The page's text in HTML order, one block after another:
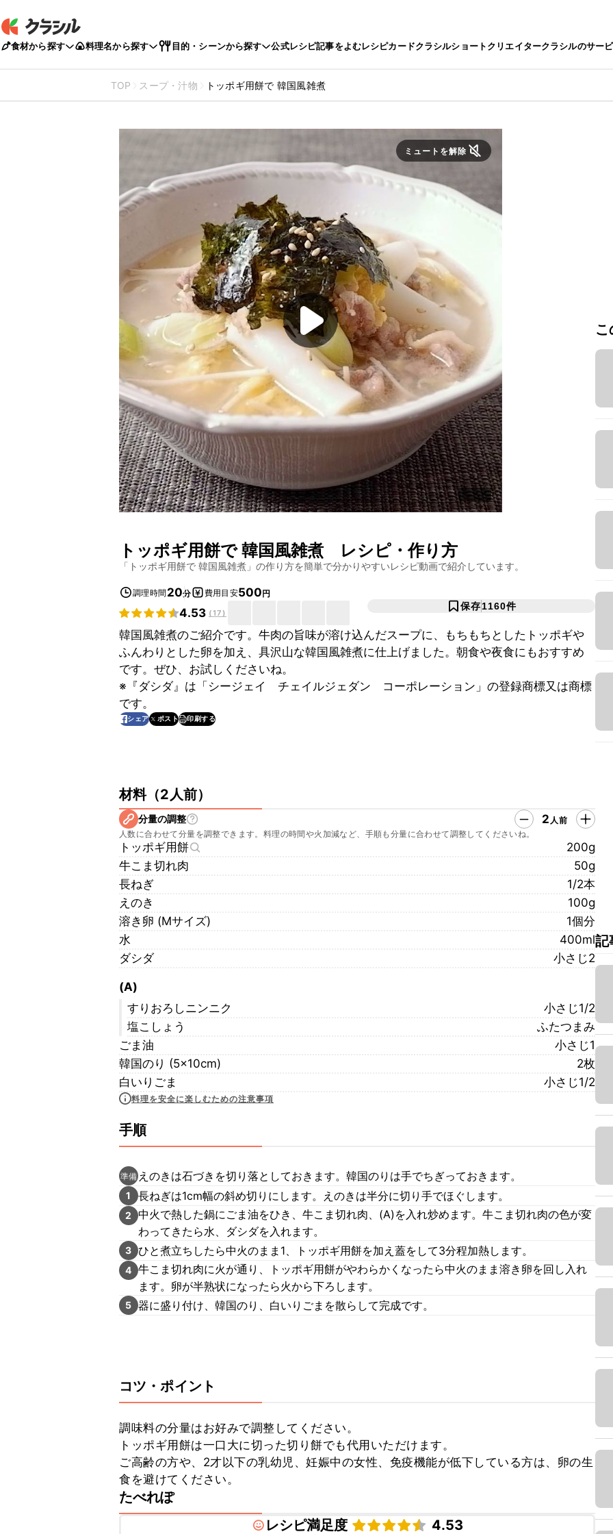
食材から探す 料理名から探す 目的・シーンから探す 公式レシピ記事をよむレシピカードクラシルショートクリエイタークラシルのサー
TOP スープ・汁物 トッポギ用餅で 韓国風雑煮
ミュートを解除
トッポギ用餅で 韓国風雑煮 レシピ・作り方
「 トッポギ用餅で 韓国風雑煮 」の作り方を簡単で分かりやすいレシピ動画で紹介しています。
調理時間 20分 費用目安500円
4.53 (17)
保存1160件
韓国風雑煮のご紹介です。牛肉の旨味が溶け込んだスープに、もちもちとしたトッポギや
ふんわりとした卵を加え、具沢山な韓国風雑煮に仕上げました。朝食や夜食にもおすすめ
です。ぜひ、お試しくださいね。
※『ダシダ』は「シージェイ　チェイルジェダン　コーポレーション」の登録商標又は商標
です。
シェア ポスト 印刷する
材料（2人前）
分量の調整 2 人前
人数に合わせて分量を調整できます。料理の時間や火加減など、手順も分量に合わせて調整してくださいね。
トッポギ用餅
200g
牛こま切れ肉
50g
長ねぎ
1/2本
えのき
100g
溶き卵 (Mサイズ)
1個分
水
400ml
ダシダ
小さじ2
(A)
すりおろしニンニク
小さじ1/2
塩こしょう
ふたつまみ
ごま油
小さじ1
韓国のり (5×10cm)
2枚
白いりごま
小さじ1/2
料理を安全に楽しむための注意事項
手順
準備 えのきは石づきを切り落としておきます。韓国のりは手でちぎっておきます。
1 長ねぎは1cm幅の斜め切りにします。えのきは半分に切り手でほぐします。
2
中火で熱した鍋にごま油をひき、牛こま切れ肉、(A)を入れ炒めます。牛こま切れ肉の色が変
わってきたら水、ダシダを入れます。
3 ひと煮立ちしたら中火のまま1、トッポギ用餅を加え蓋をして3分程加熱します。
4 牛こま切れ肉に火が通り、トッポギ用餅がやわらかくなったら中火のまま溶き卵を回し入れ
ます。卵が半熟状になったら火から下ろします。
5 器に盛り付け、韓国のり、白いりごまを散らして完成です。
コツ・ポイント
調味料の分量はお好みで調整してください。
トッポギ用餅は一口大に切った切り餅でも代用いただけます。
ご高齢の方や、2才以下の乳幼児、妊娠中の女性、免疫機能が低下している方は、卵の生
食を避けてください。
たべれぽ
レシピ満足度
4.53
記